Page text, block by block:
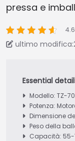
pressa e
ultimo
Modello: TZ-
Potenza:
Dimensione
Peso della
Capacità: